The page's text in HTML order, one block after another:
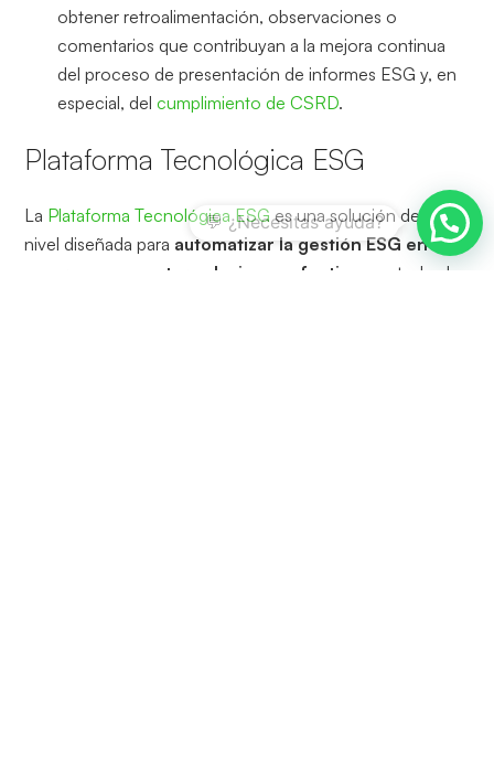
obtener retroalimentación, observaciones o
comentarios que contribuyan a la mejora continua
del proceso de presentación de informes ESG y, en
especial, delcumplimiento de CSRD.
Plataforma Tecnológica ESG
La Plataforma Tecnológica ESGes una solución de alto
nivel diseñada para automatizar la gestión ESG en las
y aportar soluciones efectivas
en todos los